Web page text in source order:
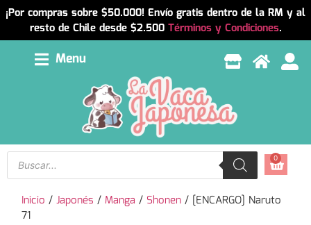
¡Por compras sobre $50.000! Envío gratis dentro de la RM y al
resto de Chile desde $2.500 Términos y Condiciones.
Menu
0
Inicio /Japonés /Manga / Shonen / [ENCARGO] Naruto
71